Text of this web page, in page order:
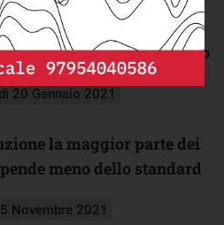
dei comuni a sostegno
e del diritto allo studio
20 Gennaio 2021
la maggior parte dei
meno dello standard
Novembre 2021